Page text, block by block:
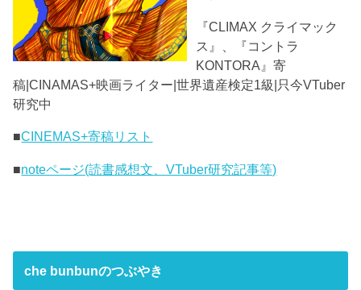
『CLIMAX クライマック
ス』、『コントラ
KONTORA』寄
稿|CINAMAS+映画ライター|世界遺産検定1級|只今VTuber
研究中
■CINEMAS+寄稿リスト
■noteページ(読書感想文、VTuber研究記事等)
che bunbunのつぶやき